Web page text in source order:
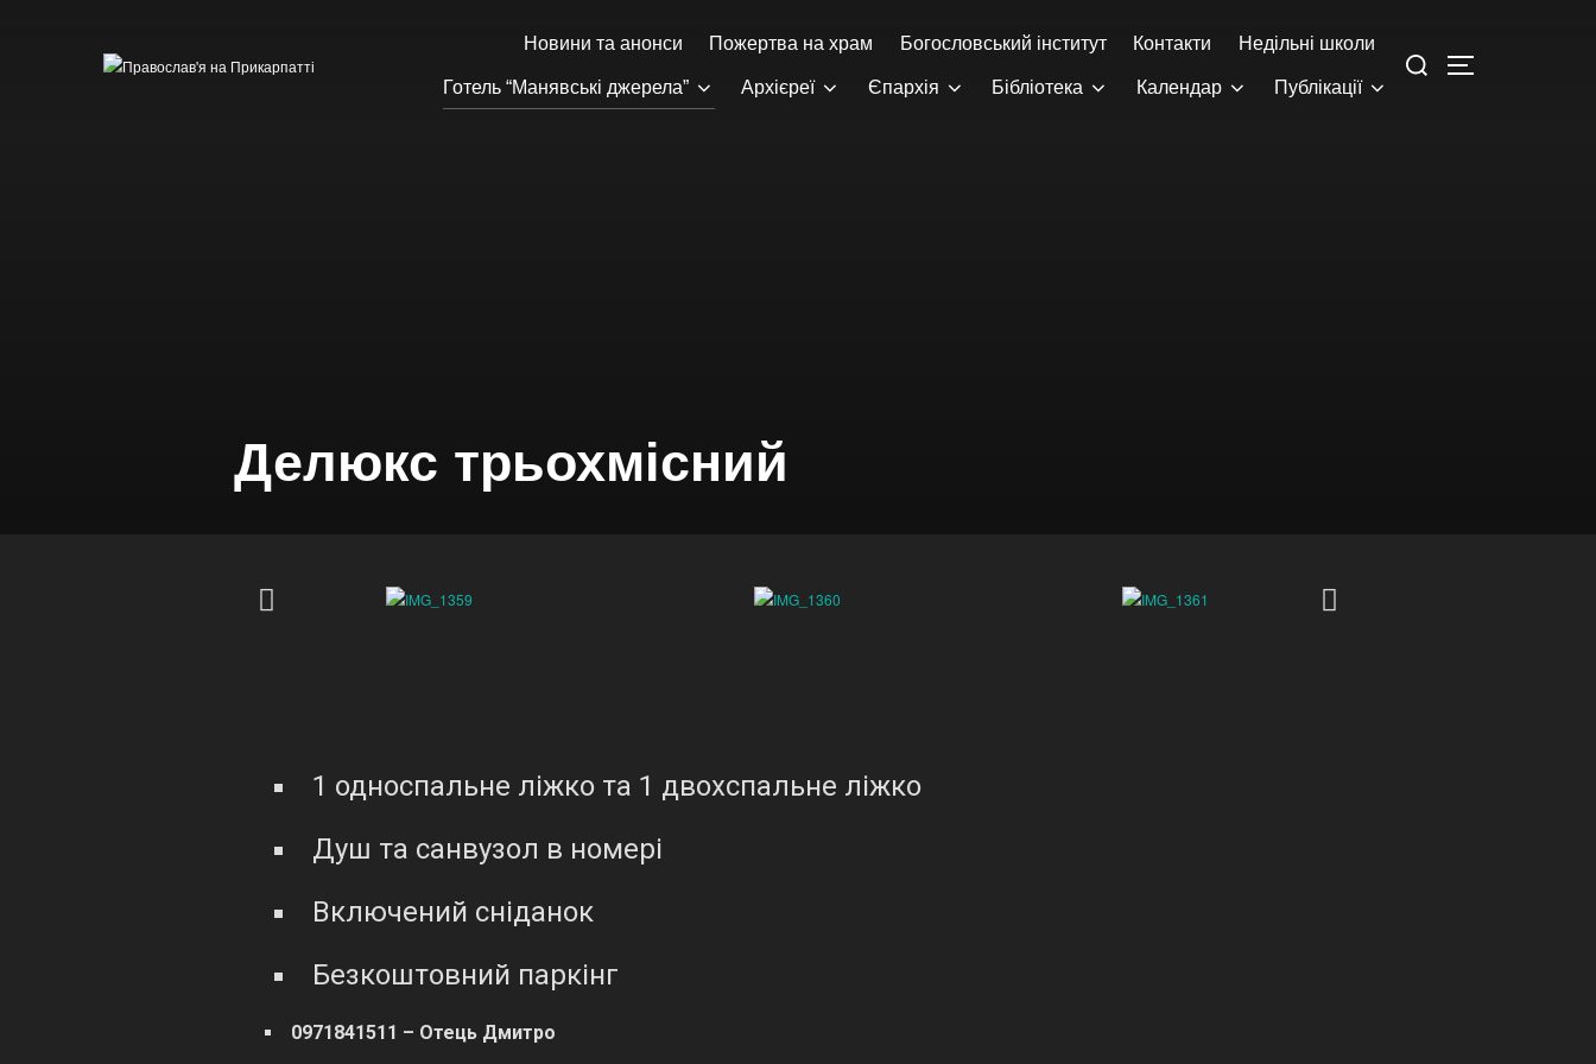
Новини та анонси Пожертва на храм Богословський інститут Контакти Недільні школи
Готель “Манявські джерела” Архієреї Єпархія Бібліотека Календар Публікації
Делюкс трьохмісний
1 односпальне ліжко та 1 двохспальне ліжко
Душ та санвузол в номері
Включений сніданок
Безкоштовний паркінг
0971841511 – Отець Дмитро